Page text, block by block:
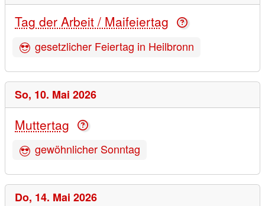
Tag der Arbeit / Maifeiertag
gesetzlicher Feiertag in Heilbronn
So, 10. Mai 2026
Muttertag
gewöhnlicher Sonntag
Do, 14. Mai 2026